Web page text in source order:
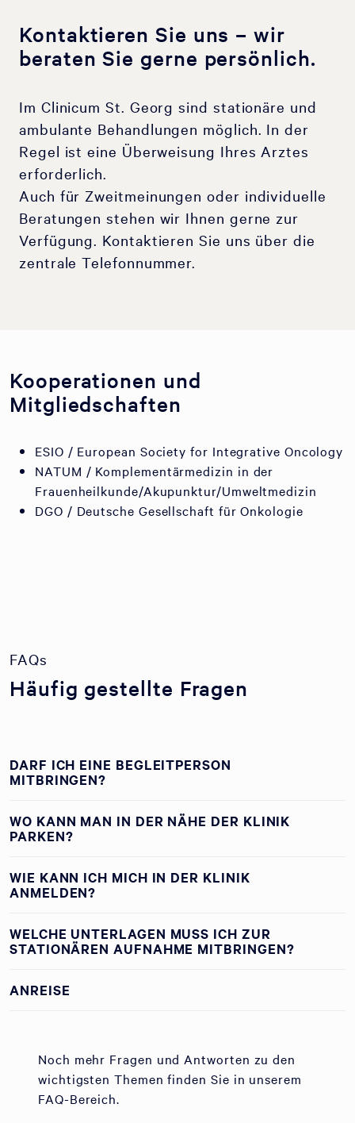
Kontaktieren Sie uns – wir
beraten Sie gerne persönlich.
Im Clinicum St. Georg sind stationäre und
ambulante Behandlungen möglich. In der
Regel ist eine Überweisung Ihres Arztes
erforderlich.
Auch für Zweitmeinungen oder individuelle
Beratungen stehen wir Ihnen gerne zur
Verfügung. Kontaktieren Sie uns über die
zentrale Telefonnummer.
Kooperationen und
Mitgliedschaften
ESIO / European Society for Integrative Oncology
NATUM / Komplementärmedizin in der
Frauenheilkunde/Akupunktur/Umweltmedizin
DGO / Deutsche Gesellschaft für Onkologie
FAQs
Häufig gestellte Fragen
DARF ICH EINE BEGLEITPERSON
MITBRINGEN?
WO KANN MAN IN DER NÄHE DER KLINIK
PARKEN?
WIE KANN ICH MICH IN DER KLINIK
ANMELDEN?
WELCHE UNTERLAGEN MUSS ICH ZUR
STATIONÄREN AUFNAHME MITBRINGEN?
ANREISE
Noch mehr Fragen und Antworten zu den
wichtigsten Themen finden Sie in unserem
FAQ-Bereich.